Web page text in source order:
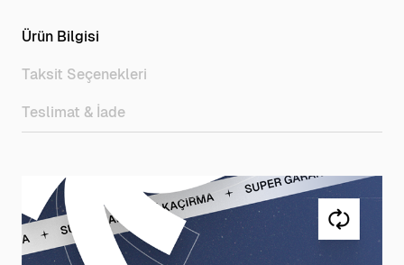
Ürün Bilgisi
Taksit Seçenekleri
Teslimat & İade